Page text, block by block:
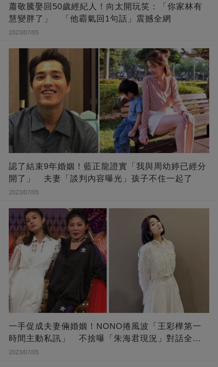
蕭敬騰娶回50歲經紀人！向太開玩笑：「你家林有
慧變胖了」 「他霸氣回1句話」震撼全網
2023/07/05
認了結束9年婚姻！藍正龍證實「我與周幼婷已經分
開了」 夫妻「談判內容曝光」孩子不住一起了
2023/07/05
一手促成夫妻倆婚姻！NONO捲風波「王彩樺第一
時間主動私訊」 不捨曝「朱海君現況」對話全公
開
2023/07/05